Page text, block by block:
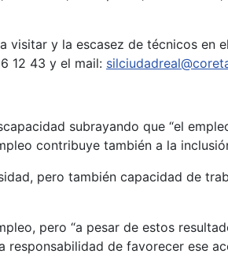
y la escasez de técnicos en
12 43 y el mail:
subrayando que “el
contribuye también a la
pero también capacidad de
pero “a pesar de estos
de favorecer ese